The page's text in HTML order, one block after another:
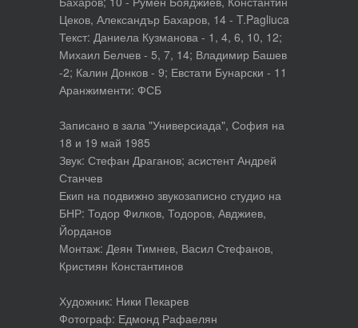
Цеков, Александър Бахаров, 14 - T.Pagliuca
Текст: Даниела Кузманова - 1, 4, 6, 10, 12;
Михаил Белчев - 5, 7, 14; Владимир Башев
-2; Калин Донков - 9; Евстати Бунарски - 11
Аранжименти: ФСБ
Записано в зала "Универсиада", София на
18 и 19 май 1985
Звук: Стефан Драганов; асистент Андрей
Станчев
Екип на подвижно звукозаписно студио на
БНР: Тодор Филков, Тодоров, Авджиев,
Йорданов
Монтаж: Деян Тимнев, Васил Стефанов,
Кристиян Константинов
Художник: Ники Пекарев
Фотограф: Едмонд Рафаелян